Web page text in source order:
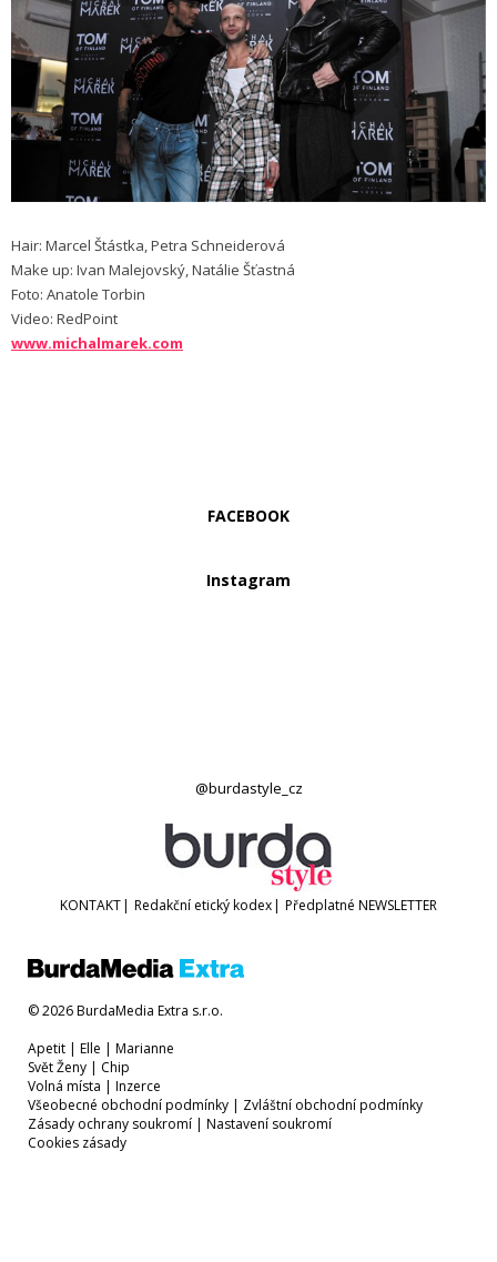
Hair: Marcel Štástka, Petra Schneiderová
Make up: Ivan Malejovský, Natálie Šťastná
Foto: Anatole Torbin
Video: RedPoint
www.michalmarek.com
FACEBOOK
Instagram
@burdastyle_cz
KONTAKT| Redakční etický kodex| Předplatné NEWSLETTER
© 2026 BurdaMedia Extra s.r.o.
Apetit | Elle | Marianne
Svět Ženy | Chip
Volná místa | Inzerce
Všeobecné obchodní podmínky | Zvláštní obchodní podmínky
Zásady ochrany soukromí | Nastavení soukromí
Cookies zásady